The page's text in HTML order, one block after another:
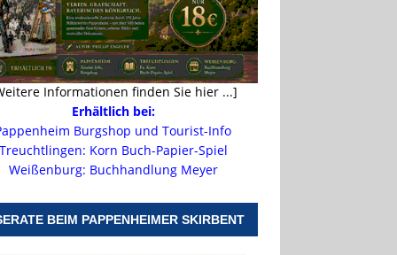
Informationen finden Sie hier ...]
Erhältlich bei:
Burgshop und Tourist-Info
Treuchtlingen: Korn Buch-Papier-Spiel
Weißenburg: Buchhandlung Meyer
BEIM PAPPENHEIMER SKIRBENT